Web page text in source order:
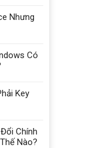
Nhưng
Có
Key
Chính
Nào?